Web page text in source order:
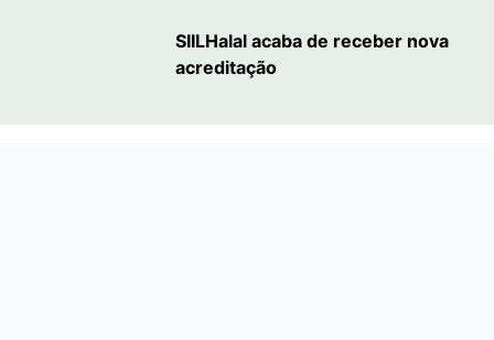
SIILHalal acaba de receber nova
acreditação